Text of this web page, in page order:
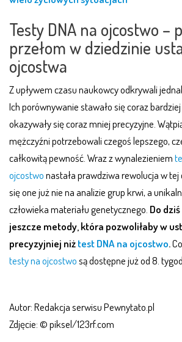
Testy DNA na ojcostwo –
przełom w dziedzinie
ojcostwa
Z upływem czasu naukowcy odkrywali
Ich porównywanie stawało się coraz
okazywały się coraz mniej precyzyjne.
mężczyźni potrzebowali czegoś lepszego,
całkowitą pewność. Wraz z wynalezieniem
ojcostwonastała prawdziwa rewolucja w tej
się one już nie na analizie grup krwi, a
człowieka materiału genetycznego. Do
jeszcze metody, która pozwoliłaby w
precyzyjniej niżtest DNA na ojcostwo.
testy na ojcostwosą dostępne już od 8.
Autor: Redakcja serwisu Pewnytato.pl
Zdjęcie: © piksel/123rf.com